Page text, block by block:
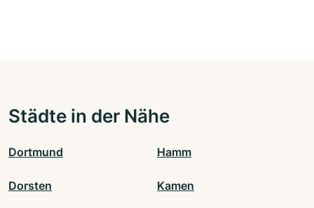
Städte in der Nähe
Dortmund Hamm
Dorsten Kamen